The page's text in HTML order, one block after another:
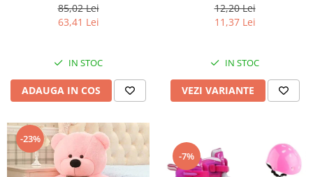
85,02 Lei
63,41 Lei
IN STOC
ADAUGA IN COS
12,20 Lei
11,37 Lei
IN STOC
VEZI VARIANTE
-23%
-7%